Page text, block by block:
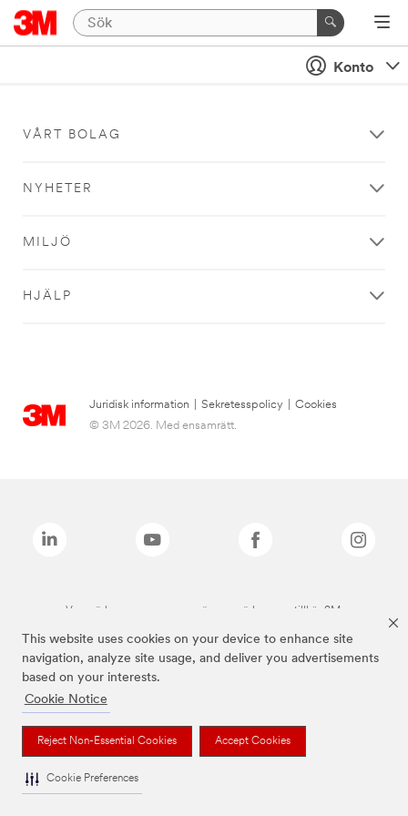
This website uses cookies on your device to enhance site
navigation, analyze site usage, and deliver you advertisements
based on your interests.
Cookie Notice
Reject Non-Essential Cookies Accept Cookies
Cookie Preferences
Konto
VÅRT BOLAG
NYHETER
MILJÖ
HJÄLP
Juridisk information Sekretesspolicy
Cookies
© 3M 2026. Med ensamrätt.
Varumärken som anges ovan är varumärken som tillhör 3M.